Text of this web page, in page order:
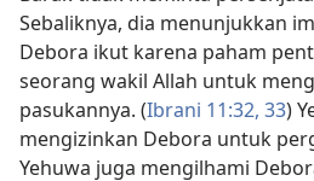
Sebaliknya, dia menunjukkan
Debora ikut karena paham
seorang wakil Allah untuk
pasukannya. (Ibrani 11:32, 33)
mengizinkan Debora untuk
Yehuwa juga mengilhami